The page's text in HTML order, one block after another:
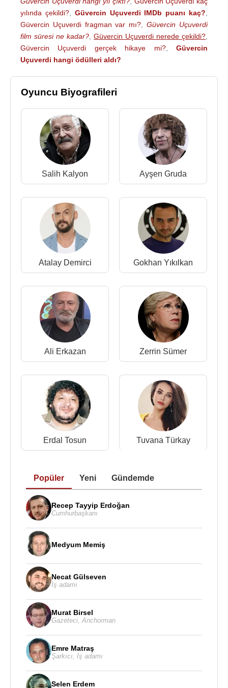
yılında çekildi?, Güvercin Uçuverdi IMDb puanı kaç?
Güvercin Uçuverdi fragman var mı? ,Güvercin Uçuverdi
film süresi ne kadar? Güvercin Uçuverdi nerede çekildi?
Güvercin Uçuverdi gerçek hikaye mi?,Güvercin
Uçuverdi hangi ödülleri aldı?
Oyuncu Biyografileri
Salih Kalyon Ayşen Gruda
Atalay Demirci Gokhan Yıkılkan
Ali Erkazan Zerrin Sümer
Erdal Tosun Tuvana Türkay
Popüler Yeni Gündemde
Recep Tayyip Erdoğan
Cumhurbaşkanı
Medyum Memiş
Necat Gülseven
İş adamı
Murat Birsel
Gazeteci Anchorman
Emre Matraş
Şarkıcı İş adamı
Selen Erdem